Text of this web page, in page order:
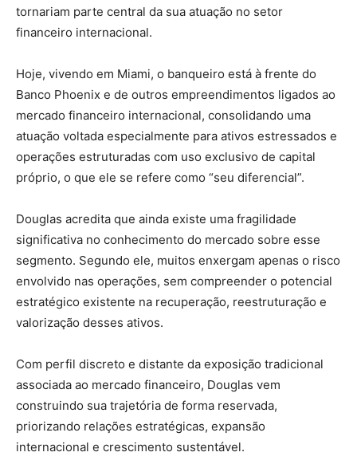
tornariam parte central da sua atuação no setor
financeiro internacional.
Hoje, vivendo em Miami, o banqueiro está à frente do
Banco Phoenix e de outros empreendimentos ligados ao
mercado financeiro internacional, consolidando uma
atuação voltada especialmente para ativos estressados e
operações estruturadas com uso exclusivo de capital
próprio, o que ele se refere como “seu diferencial”.
Douglas acredita que ainda existe uma fragilidade
significativa no conhecimento do mercado sobre esse
segmento. Segundo ele, muitos enxergam apenas o risco
envolvido nas operações, sem compreender o potencial
estratégico existente na recuperação, reestruturação e
valorização desses ativos.
Com perfil discreto e distante da exposição tradicional
associada ao mercado financeiro, Douglas vem
construindo sua trajetória de forma reservada,
priorizando relações estratégicas, expansão
internacional e crescimento sustentável.